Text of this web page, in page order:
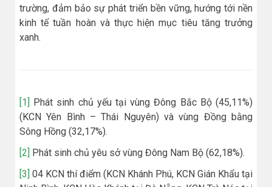
trường, đảm bảo sự phát triển bền vững, hướng tới nền
kinh tế tuần hoàn và thực hiện mục tiêu tăng trưởng
xanh.
[1] Phát sinh chủ yếu tại vùng Đông Bắc Bộ (45,11%)
(KCN Yên Bình – Thái Nguyên) và vùng Đồng bằng
Sông Hồng (32,17%).
[2] Phát sinh chủ yêu sở vùng Đông Nam Bộ (62,18%).
[3] 04 KCN thí điểm (KCN Khánh Phú, KCN Gián Khẩu tại